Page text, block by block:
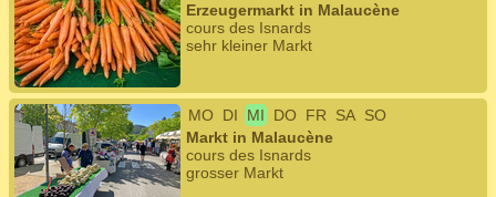
Erzeugermarkt in Malaucène
cours des Isnards
sehr kleiner Markt
MO DI MI DO FR SA SO
Markt in Malaucène
cours des Isnards
grosser Markt